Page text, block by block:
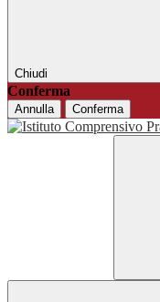
Chiudi
Conferma
Annulla Conferma